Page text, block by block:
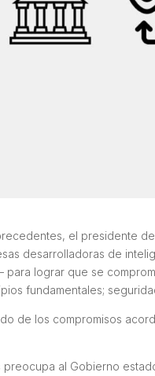
el presidente
desarrolladoras de
para lograr que se
fundamentales;
de los compromisos
preocupa al Gobierno